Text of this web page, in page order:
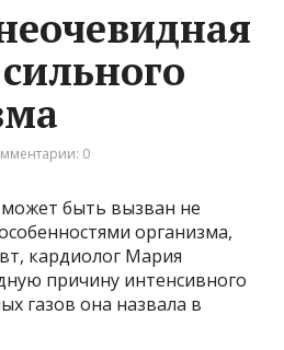
0
быть вызван не
организма,
кардиолог Мария
причину интенсивного
газов она назвала в